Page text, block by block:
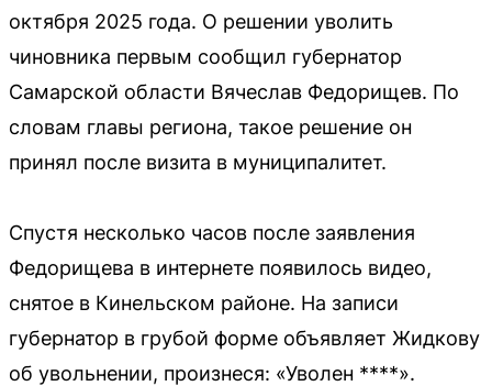
октября 2025 года. О решении уволить
чиновника первым сообщил губернатор
Самарской области Вячеслав Федорищев. По
словам главы региона, такое решение он
принял после визита в муниципалитет.
Спустя несколько часов после заявления
Федорищева в интернете появилось видео,
снятое в Кинельском районе. На записи
губернатор в грубой форме объявляет Жидкову
об увольнении, произнеся: «Уволен ****».